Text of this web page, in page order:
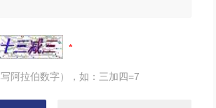
阿拉伯数字），如：三加四=7